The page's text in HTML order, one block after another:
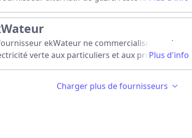
d'énergie en France grâce à son fameux
Bleu.
ekWateur ne commercialise que de
verte aux particuliers et aux professionnels.
d'ailleurs partie des fournisseurs verts les mieux
Plus d'info
Charger plus de fournisseurs